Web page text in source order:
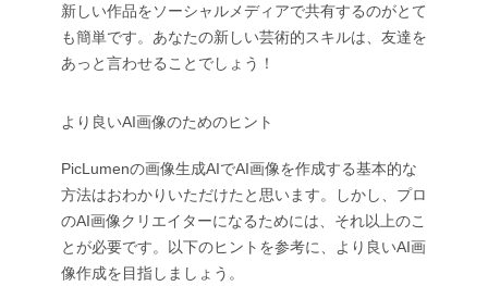
新しい作品をソーシャルメディアで共有するのがとて
も簡単です。あなたの新しい芸術的スキルは、友達を
あっと言わせることでしょう！
より良いAI画像のためのヒント
PicLumenの画像生成AIでAI画像を作成する基本的な
方法はおわかりいただけたと思います。しかし、プロ
のAI画像クリエイターになるためには、それ以上のこ
とが必要です。以下のヒントを参考に、より良いAI画
像作成を目指しましょう。